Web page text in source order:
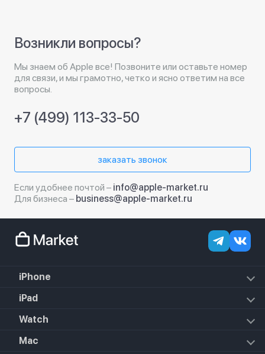
Возникли вопросы?
Мы знаем об Apple все! Позвоните или оставьте номер
для связи, и мы грамотно, четко и ясно ответим на все
вопросы.
+7 (499) 113-33-50
заказать звонок
Если удобнее почтой – info@apple-market.ru
Для бизнеса – business@apple-market.ru
iPhone
iPhone 18 Pro Max
iPhone 18
iPhone 17 Pro Max
iPad
iPad Air (2022)
iPad 10.2 (2021)
Watch
Apple Watch Hermes Series 11
Mac